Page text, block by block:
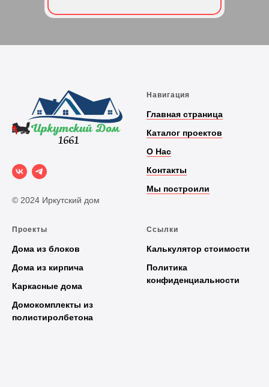
© 2024 Иркутский дом
Навигация
Главная страница
Каталог проектов
О Нас
Контакты
Мы построили
Проекты
Дома из блоков
Дома из кирпича
Каркасные дома
Домокомплекты из
полистиролбетона
Ссылки
Калькулятор стоимости
Политика
конфиденциальности